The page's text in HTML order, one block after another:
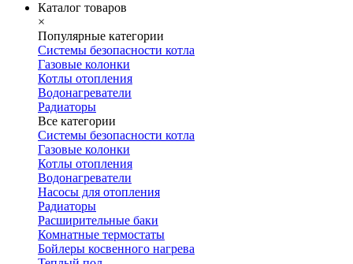
Каталог товаров
×
Популярные категории
Системы безопасности котла
Газовые колонки
Котлы отопления
Водонагреватели
Радиаторы
Все категории
Системы безопасности котла
Газовые колонки
Котлы отопления
Водонагреватели
Насосы для отопления
Радиаторы
Расширительные баки
Комнатные термостаты
Бойлеры косвенного нагрева